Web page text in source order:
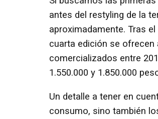
antes del restyling de la
aproximadamente. Tras
cuarta edición se ofrecen
comercializados entre
1.550.000 y 1.850.000
Un detalle a tener en
consumo, sino también